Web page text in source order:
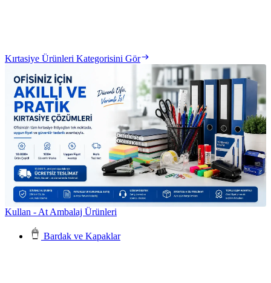
Kırtasiye Ürünleri Kategorisini Gör
Kullan - At Ambalaj Ürünleri
Bardak ve Kapaklar